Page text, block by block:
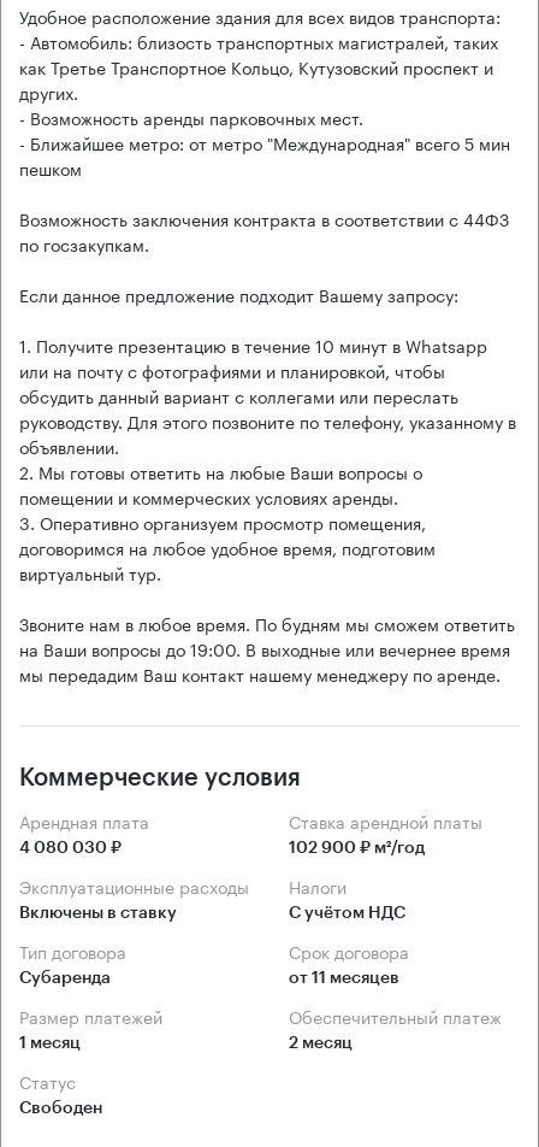
Удобное расположение здания для всех видов транспорта:
- Автомобиль: близость транспортных магистралей, таких
как Третье Транспортное Кольцо, Кутузовский проспект и
других.
- Возможность аренды парковочных мест.
- Ближайшее метро: от метро "Международная" всего 5 мин
пешком
Возможность заключения контракта в соответствии с 44ФЗ
по госзакупкам.
Если данное предложение подходит Вашему запросу:
1. Получите презентацию в течение 10 минут в Whatsapp
или на почту с фотографиями и планировкой, чтобы
обсудить данный вариант с коллегами или переслать
руководству. Для этого позвоните по телефону, указанному в
объявлении.
2. Мы готовы ответить на любые Ваши вопросы о
помещении и коммерческих условиях аренды.
3. Оперативно организуем просмотр помещения,
договоримся на любое удобное время, подготовим
виртуальный тур.
Звоните нам в любое время. По будням мы сможем ответить
на Ваши вопросы до 19:00. В выходные или вечернее время
мы передадим Ваш контакт нашему менеджеру по аренде.
Коммерческие условия
Арендная плата
4 080 030 ₽
Ставка арендной платы
102 900 ₽ м²/год
Эксплуатационные расходы
Включены в ставку
Налоги
С учётом НДС
Тип договора
Субаренда
Срок договора
от 11 месяцев
Размер платежей
1 месяц
Обеспечительный платеж
2 месяц
Статус
Свободен